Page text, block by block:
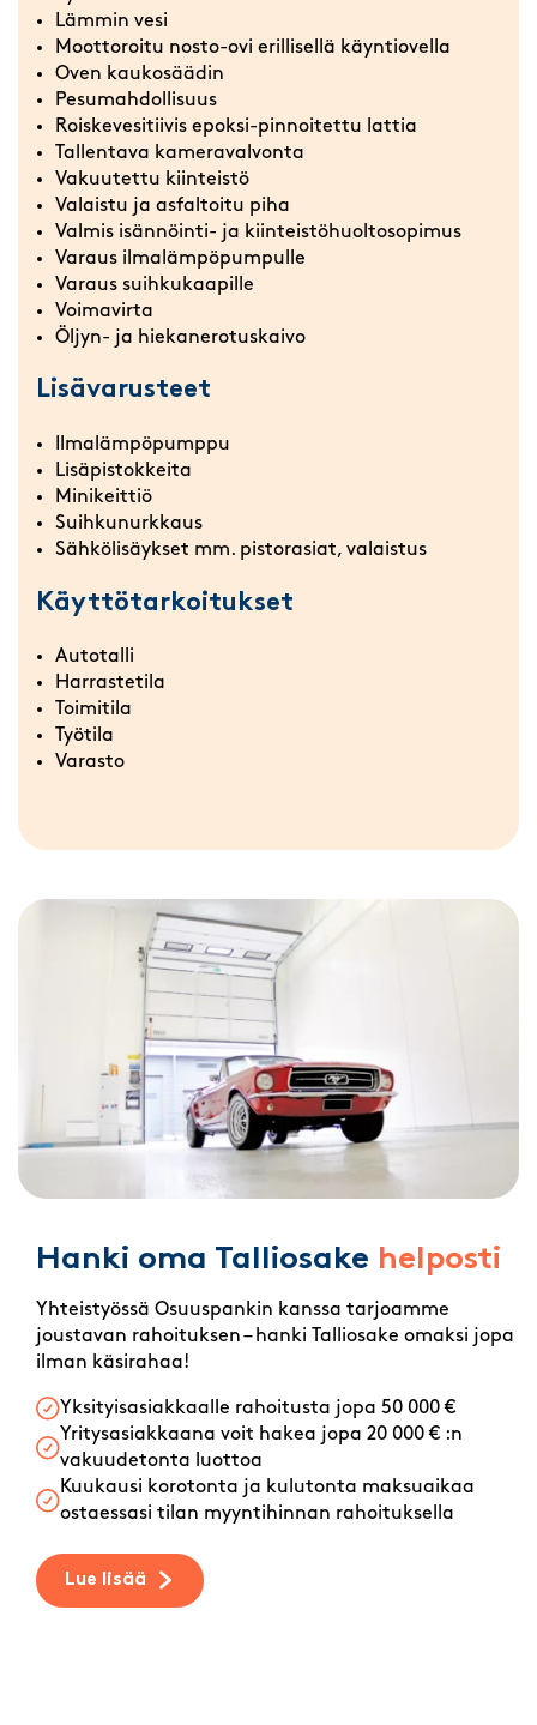
Lämmin vesi
Moottoroitu nosto-ovi erillisellä käyntiovella
Oven kaukosäädin
Pesumahdollisuus
Roiskevesitiivis epoksi-pinnoitettu lattia
Tallentava kameravalvonta
Vakuutettu kiinteistö
Valaistu ja asfaltoitu piha
Valmis isännöinti- ja kiinteistöhuoltosopimus
Varaus ilmalämpöpumpulle
Varaus suihkukaapille
Voimavirta
Öljyn- ja hiekanerotuskaivo
Lisävarusteet
Ilmalämpöpumppu
Lisäpistokkeita
Minikeittiö
Suihkunurkkaus
Sähkölisäykset mm. pistorasiat, valaistus
Käyttötarkoitukset
Autotalli
Harrastetila
Toimitila
Työtila
Varasto
Hanki oma Talliosake helposti
Yhteistyössä Osuuspankin kanssa tarjoamme
joustavan rahoituksen – hanki Talliosake omaksi jopa
ilman käsirahaa!
Yksityisasiakkaalle rahoitusta jopa 50 000 €
Yritysasiakkaana voit hakea jopa 20 000 € :n
vakuudetonta luottoa
Kuukausi korotonta ja kulutonta maksuaikaa
ostaessasi tilan myyntihinnan rahoituksella
Lue lisää